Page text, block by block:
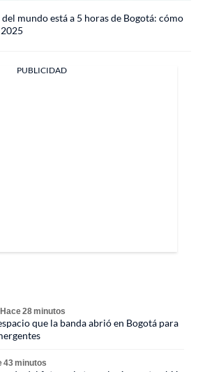
mundo está a 5 horas de Bogotá: cómo
PUBLICIDAD
Hace 28 minutos
que la banda abrió en Bogotá para
43 minutos